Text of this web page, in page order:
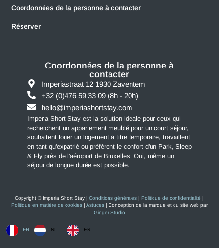
Coordonnées de la personne à contacter
Réserver
Coordonnées de la personne à
contacter
Imperiastraat 12 1930 Zaventem
+32 (0)476 59 33 09(8h - 20h)
hello@imperiashortstay.com
Imperia Short Stay est la solution idéale pour ceux qui
recherchent un appartement meublé pour un court séjour,
souhaitent louer un logement à titre temporaire, travaillent
en tant qu'expatriéou préfèrent le confort d'un Park, Sleep
& Flyprès de l'aéroport de Bruxelles. Oui, même un
séjour de longue duréeest possible.
Copyright © Imperia Short Stay |Conditions générales Politique de confidentialité
Politique en matière de cookies| Astuces| Conception de la marque et du site web par
Ginger Studio
FR NL EN